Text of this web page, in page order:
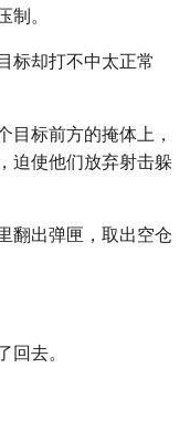
。
标却打不中太正常
目标前方的掩体上，
迫使他们放弃射击躲
翻出弹匣，取出空仓
去。